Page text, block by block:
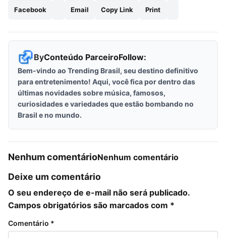
Facebook Email Copy Link Print
ByConteúdo ParceiroFollow:
Bem-vindo ao Trending Brasil, seu destino definitivo
para entretenimento! Aqui, você fica por dentro das
últimas novidades sobre música, famosos,
curiosidades e variedades que estão bombando no
Brasil e no mundo.
Nenhum comentárioNenhum comentário
Deixe um comentário
O seu endereço de e-mail não será publicado.
Campos obrigatórios são marcados com *
Comentário *